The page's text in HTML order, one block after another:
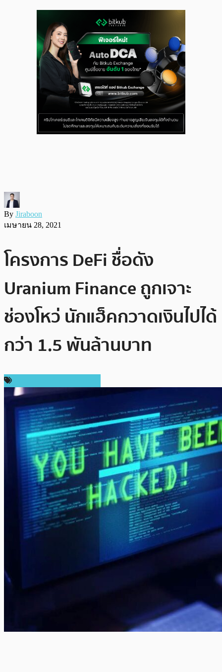
By Jiraboon
เมษายน 28, 2021
โครงการ DeFi ชื่อดัง
Uranium Finance ถูกเจาะ
ช่องโหว่ นักแฮ็คกวาดเงินไปได้
กว่า 1.5 พันล้านบาท